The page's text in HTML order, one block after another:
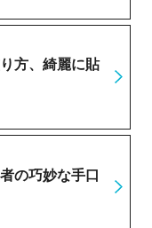
方、綺麗に貼
の巧妙な手口